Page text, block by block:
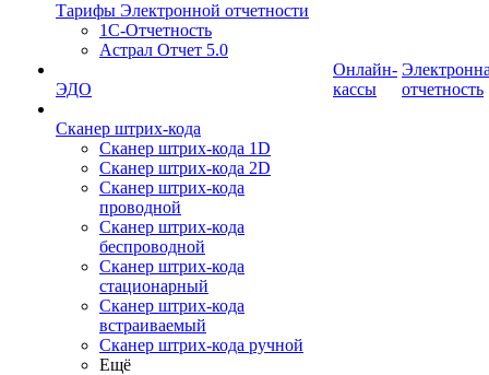
Тарифы Электронной отчетности
1С-Отчетность
Астрал Отчет 5.0
ЭДО
Сканер штрих-кода
Сканер штрих-кода 1D
Сканер штрих-кода 2D
Сканер штрих-кода
проводной
Сканер штрих-кода
беспроводной
Сканер штрих-кода
стационарный
Сканер штрих-кода
встраиваемый
Сканер штрих-кода ручной
Ещё
Онлайн-
кассы
отчетность